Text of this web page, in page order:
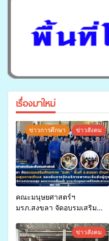
เรื่องมาใหม่
ข่าวการศึกษา ข่าวสังคม
คณะมนุษยศาสตร์ฯ
มรภ.สงขลา จัดอบรมเสริม
จ่ายงบกองทุนสุขภาพตำบล
ข่าวสังคม